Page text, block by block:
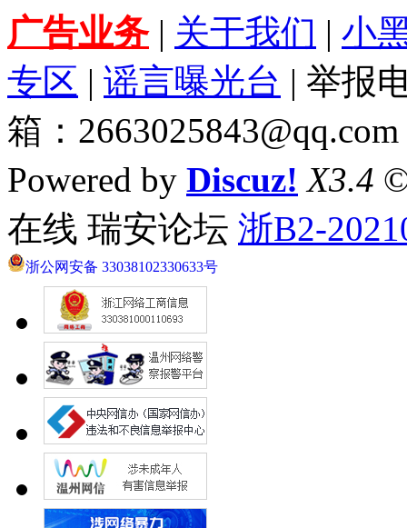
广告业务| 关于我们 | 小
专区 | 谣言曝光台 | 举报
箱：2663025843@qq.com
Powered by Discuz! X3.4
在线 瑞安论坛 浙B2-
浙公网安备 33038102330633号